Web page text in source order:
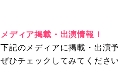
メディア掲載・出演情報！
下記のメディアに掲載・出演
ぜひチェックしてみてください